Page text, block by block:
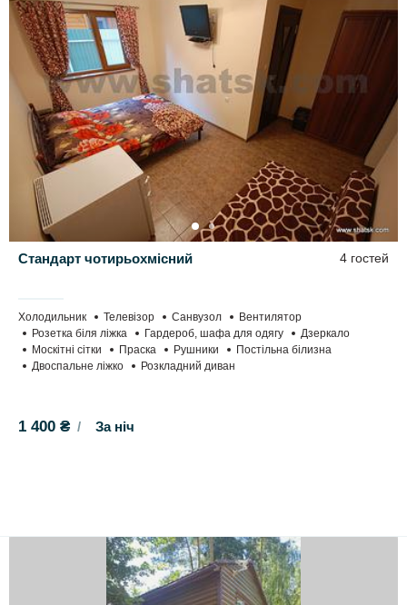
Стандарт чотирьохмісний 4 гостей
Холодильник Телевізор Санвузол
Вентилятор
Розетка біля ліжка
Гардероб, шафа для одягу
Дзеркало
Москітні сітки
Праска Рушники
Постільна білизна
Двоспальне ліжко
Розкладний диван
1 400 ₴ За ніч